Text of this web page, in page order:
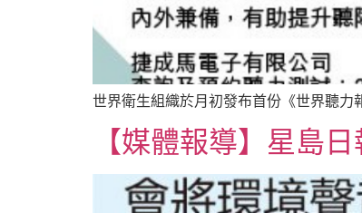
世界衛生組織於月初發布首份《世界聽
【媒體報導】星島